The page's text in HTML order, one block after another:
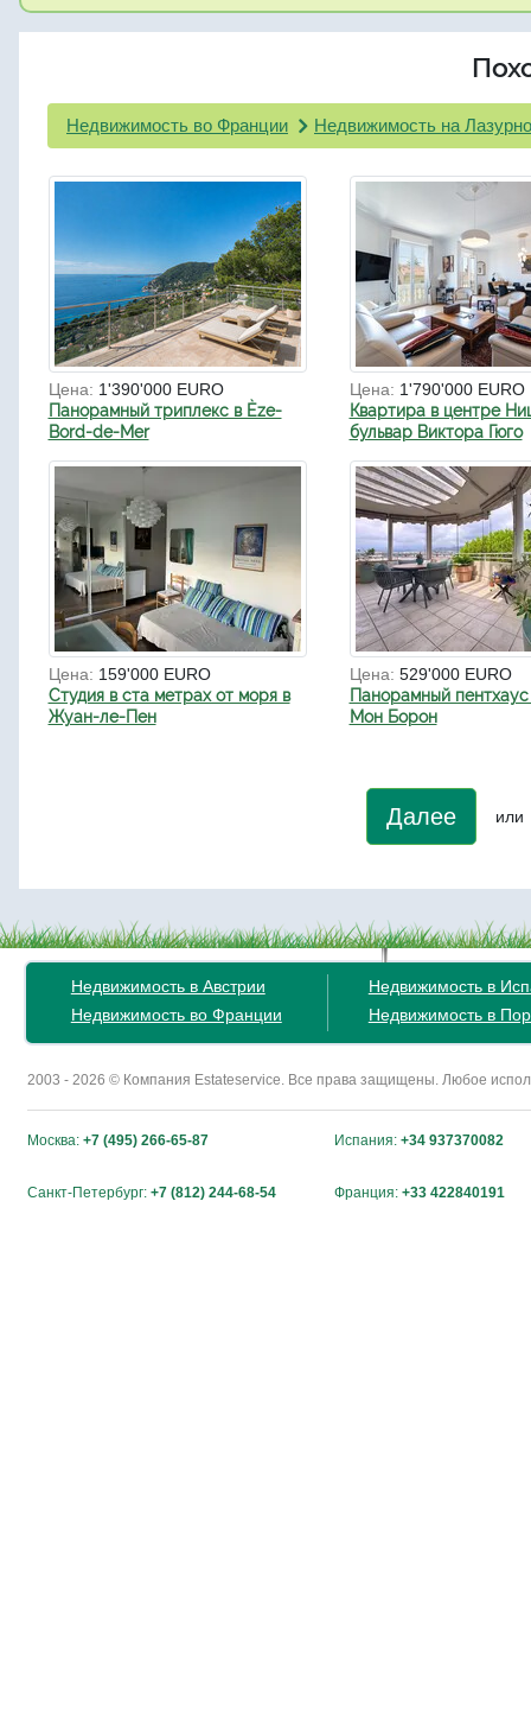
Недвижимость во Франции Недвижимость на
Цена: 1'390'000 EURO
Панорамный триплекс в Èze-
Bord-de-Mer
Цена: 1'790'000 EURO
Квартира в центре
бульвар Виктора Гюго
Цена: 159'000 EURO
Студия в ста метрах от моря в
Жуан-ле-Пен
Цена: 529'000 EURO
Панорамный
Мон Борон
Далее или
Недвижимость в Австрии
Недвижимость во Франции
Недвижимость в
Недвижимость в
2003 - 2026 © Компания Estateservice. Все права защищены. Любое
Москва: +7 (495) 266-65-87 Испания: +34 937370082
Санкт-Петербург: +7 (812) 244-68-54 Франция: +33 422840191